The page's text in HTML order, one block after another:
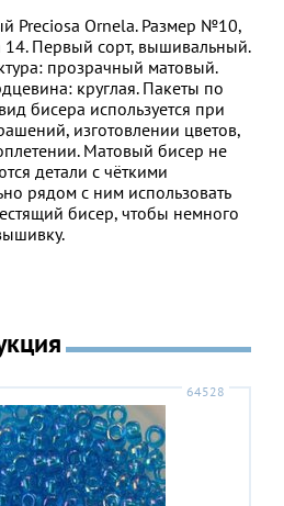
Preciosa Ornela. Размер №10,
14. Первый сорт, вышивальный.
прозрачный матовый.
круглая. Пакеты по
бисера используется при
изготовлении цветов,
Матовый бисер не
детали с чёткими
рядом с ним использовать
бисер, чтобы немного
64528